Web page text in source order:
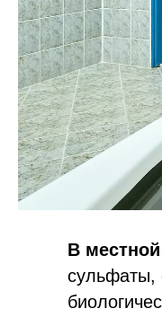
В
сульфаты,